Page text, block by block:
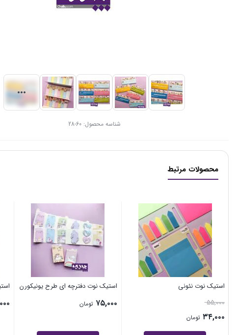
شناسه محصول:60-28
محصولات مرتبط
استیک نوت نئونی
۵۵,۰۰۰
۳۴,۰۰۰ تومان
استیک نوت دفترچه ای طرح یونیکورن
۷۵,۰۰۰ تومان